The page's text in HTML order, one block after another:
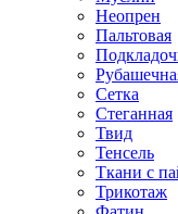
Неопрен
Пальтовая
Сетка
Стеганная
Твид
Тенсель
Ткани с
Трикотаж